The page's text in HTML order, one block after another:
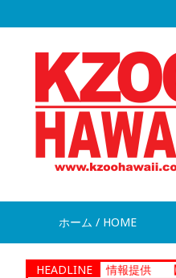
ホーム / HOME
HEADLINE
脱走 情報提供 【News】ホノ